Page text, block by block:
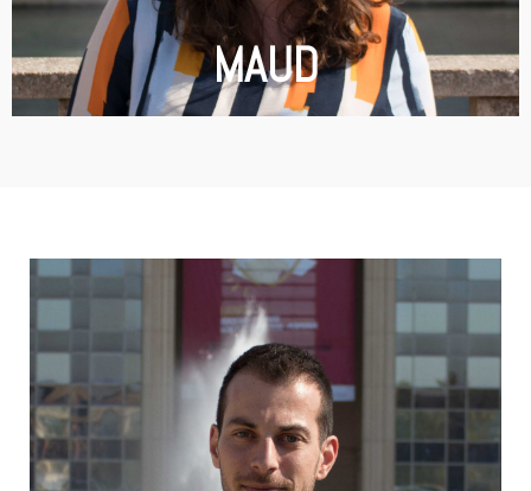
MAUD
l’alternance permet d’avoir une rentrée financière
supplémentaire. L’alternance et la pratique
permettent également d’apporter un supplément de
connaissances aux théories."
Suivez-moi !